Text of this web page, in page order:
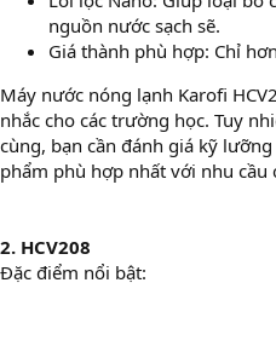
nguồn nước sạch sẽ.
Giá thành phù hợp: Chỉ
Máy nước nóng lạnh Karofi
nhắc cho các trường học. Tuy
cùng, bạn cần đánh giá kỹ
phẩm phù hợp nhất với nhu
2. HCV208
Đặc điểm nổi bật: